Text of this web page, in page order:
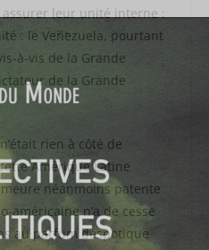
leur unité interne :
: le Venezuela, pourtant
à-vis de la Grande
de la Grande
rien à côté de
Amérique Latine
néanmoins patente
américaine n’a de cesse
au parfum despotique